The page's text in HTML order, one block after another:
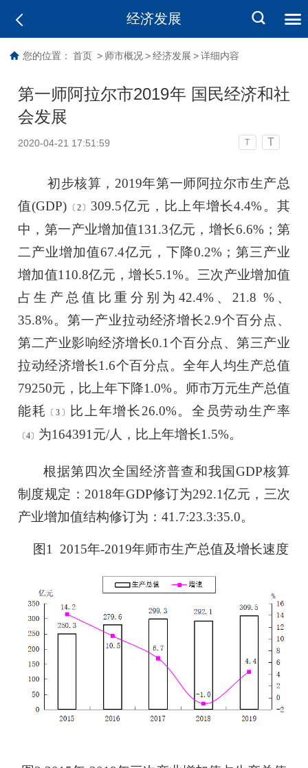
经济发展
您的位置： 首页 > 师市概况 > 经济发展 > 详细内容
第一师阿拉尔市2019年 国民经济和社
会发展
2020-04-21 17:51:59 T T
初步核算，2019年第一师阿拉尔市生产总
值(GDP) 〔2〕 309.5亿元，比上年增长4.4%。其
中，第一产业增加值131.3亿元，增长6.6%；第
二产业增加值67.4亿元，下降0.2%；第三产业
增加值110.8亿元，增长5.1%。三次产业增加值
占生产总值比重分别为 42.4%、 21.8 %、
35.8%。第一产业拉动经济增长2.9个百分点、
第二产业影响经济增长0.1 个百分点、第三产业
拉动经济增长1.6个百分点。全年人均生产总值
79250元，比上年下降1.0%。
师市万元生产总值
能耗
〔3 〕 比上年增长26.0%。全员劳动生产率
〔4〕 为164391 元/人，比上年增长1.5%。
根据第四次全国经济普查和我国GDP核算
制度规定：2018年GDP修订为292.1亿元，三次
产业增加值结构修订为：41.7:23.3:35.0。
图1 201 5年-2019年师市生产总值及增长速度